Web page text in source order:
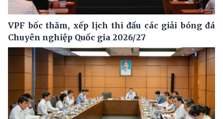
VPF bốc thăm, xếp lịch thi đấu các giải bóng đá
Chuyên nghiệp Quốc gia 2026/27